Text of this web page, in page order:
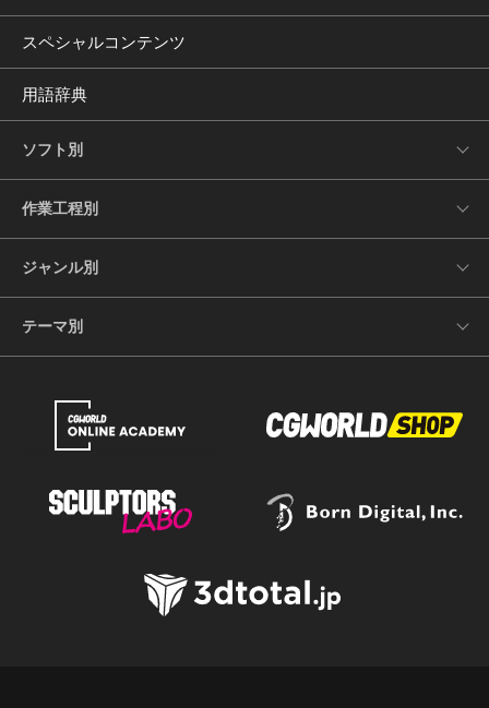
スペシャルコンテンツ
用語辞典
ソフト別
作業工程別
ジャンル別
テーマ別